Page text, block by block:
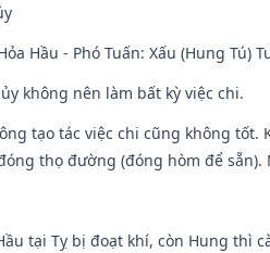
Hầu - Phó Tuấn: Xấu (Hung
không nên làm bất kỳ việc chi.
tạo tác việc chi cũng không tốt.
thọ đường (đóng hòm để
tại Tỵ bị đoạt khí, còn Hung thì